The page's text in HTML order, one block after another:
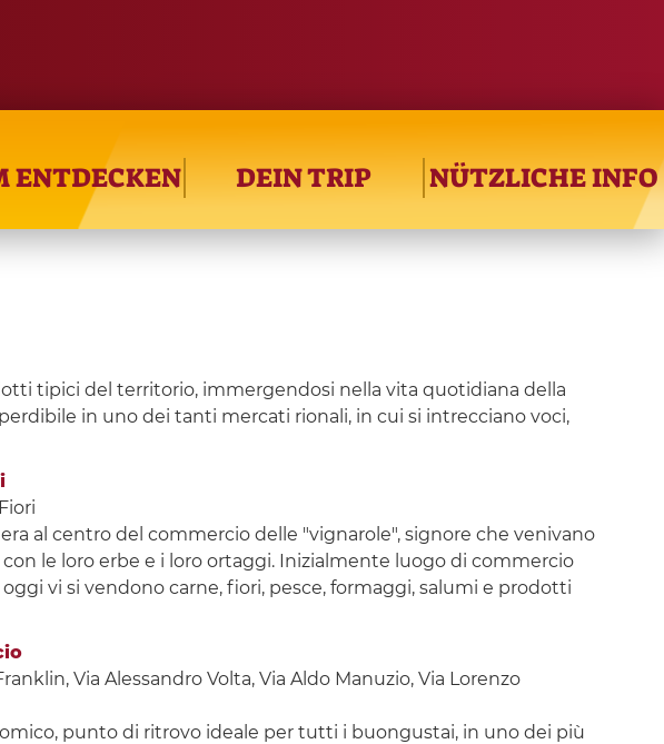
ENTDECKEN DEIN TRIP NÜTZLICHE INFO
tipici del territorio, immergendosi nella vita quotidiana della
in uno dei tanti mercati rionali, in cui si intrecciano voci,
al centro del commercio delle "vignarole", signore che venivano
le loro erbe e i loro ortaggi. Inizialmente luogo di commercio
vi si vendono carne, fiori, pesce, formaggi, salumi e prodotti
Via Alessandro Volta, Via Aldo Manuzio, Via Lorenzo
punto di ritrovo ideale per tutti i buongustai, in uno dei più